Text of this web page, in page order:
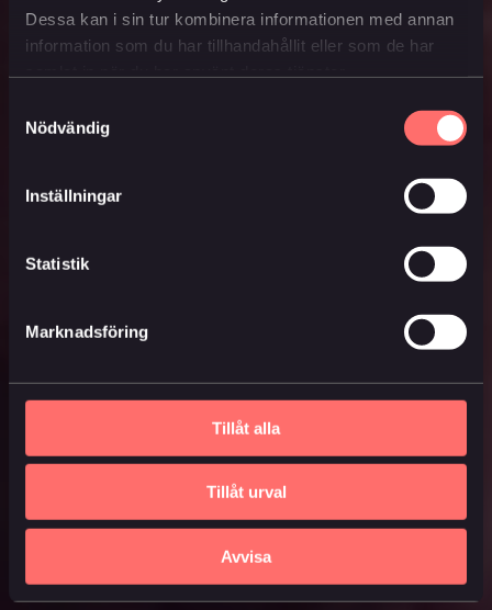
Dessa kan i sin tur kombinera informationen med annan
information som du har tillhandahållit eller som de har
Nödvändig
Inställningar
Statistik
Marknadsföring
Tillåt alla
Tillåt urval
Avvisa